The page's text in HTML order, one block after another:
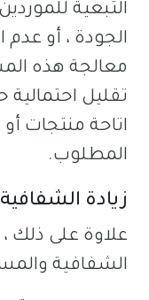
التبعية
الجودة ، أو عدم
معالجة هذه
تقليل
اتاحة منتجات
المطلوب.
زيادة
علاوة على ذلك ،
الشفافية